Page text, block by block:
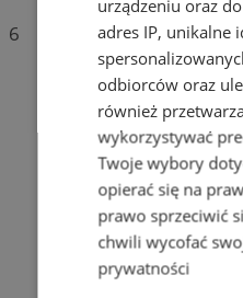
6
urządzeniu oraz
adres IP, unikalne
odbiorców oraz
również
wykorzystywać
Twoje wybory
opierać się na
prawo sprzeciwić
chwili wycofać
prywatności